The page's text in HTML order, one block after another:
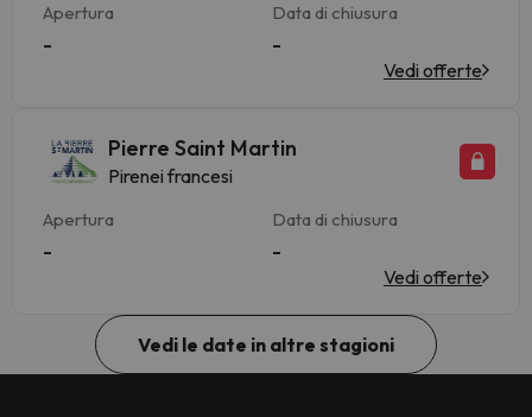
Apertura
-
Data di chiusura
-
Vedi offerte
Pierre Saint Martin
Pirenei francesi
Apertura
-
Data di chiusura
-
Vedi offerte
Vedi le date in altre stagioni